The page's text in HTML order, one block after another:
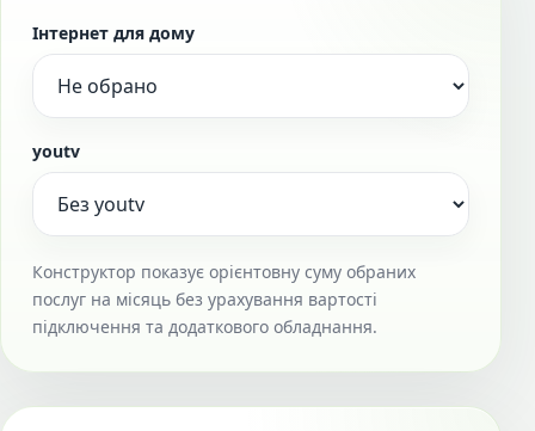
Інтернет для дому
youtv
Конструктор показує орієнтовну суму обраних
послуг на місяць без урахування вартості
підключення та додаткового обладнання.